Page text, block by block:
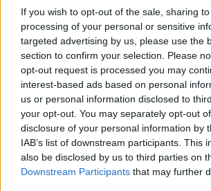
If you wish to opt-out of the sale, sharing
processing of your personal or sensitive
targeted advertising by us, please use the
section to confirm your selection. Please
opt-out request is processed you may
interest-based ads based on personal
us or personal information disclosed to
your opt-out. You may separately opt-out
disclosure of your personal information by
IAB’s list of downstream participants. This
also be disclosed by us to third parties on
Downstream Participants that may further
​Il tecno-fascismo e i suoi nemici delusi
​I comici e il vittimismo paranoideo al
​La virtù secondo Confucio e Xi (seconda
Le Pax imperiali e Tianxia (prima parte)
Un mondo condiviso a misura di bambino
​Un chiarimento, Chris Hedges e qualche
Il velleitarismo di Trump, dell’UE e di
​Karen Horney e il ponte sullo Stretto
​I bulli vanno isolati
L’invertebrata von der Leyen e il Lula-risk
Trump soffre, la Corte dell'Aia è viva
​Il Nobel per la pace a Trump o
problema!